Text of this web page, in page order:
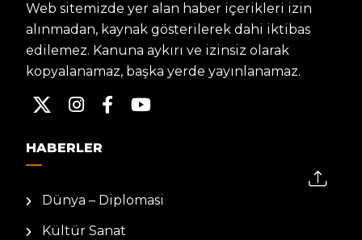
Web sitemizde yer alan haber içerikleri izin
alınmadan, kaynak gösterilerek dahi iktibas
edilemez. Kanuna aykırı ve izinsiz olarak
kopyalanamaz, başka yerde yayınlanamaz.
HABERLER
Dünya – Diplomasi
Kültür Sanat